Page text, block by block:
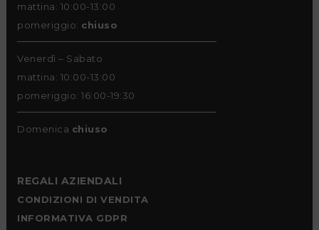
mattina: 10:00-13:00
pomeriggio: chiuso
Venerdì – Sabato
mattina: 10:00-13:00
pomeriggio: 16:00-19:30
Domenica chiuso
REGALI AZIENDALI
CONDIZIONI DI VENDITA
INFORMATIVA GDPR